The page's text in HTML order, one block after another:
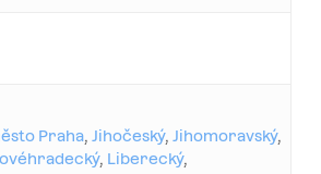
Praha, Jihočeský, Jihomoravský,
, Liberecký,